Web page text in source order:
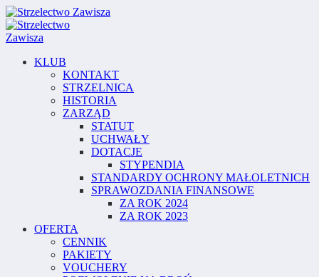
KLUB
KONTAKT
STRZELNICA
HISTORIA
ZARZĄD
STATUT
UCHWAŁY
DOTACJE
STYPENDIA
STANDARDY OCHRONY MAŁOLETNICH
SPRAWOZDANIA FINANSOWE
ZA ROK 2024
ZA ROK 2023
OFERTA
CENNIK
PAKIETY
VOUCHERY